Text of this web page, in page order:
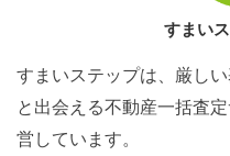
すまい
すまいステップは、厳し
と出会える不動産一括査定
営しています。